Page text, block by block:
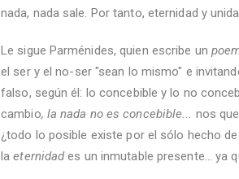
nada, nada sale. Por tanto, eternidad y
Le sigue Parménides, quien escribe un
el ser y el no-ser "sean lo mismo" e
falso, según él: lo concebible y lo no
cambio, la nada no es concebible... nos
¿todo lo posible existe por el sólo hecho
laeternidades un inmutable presente... ya